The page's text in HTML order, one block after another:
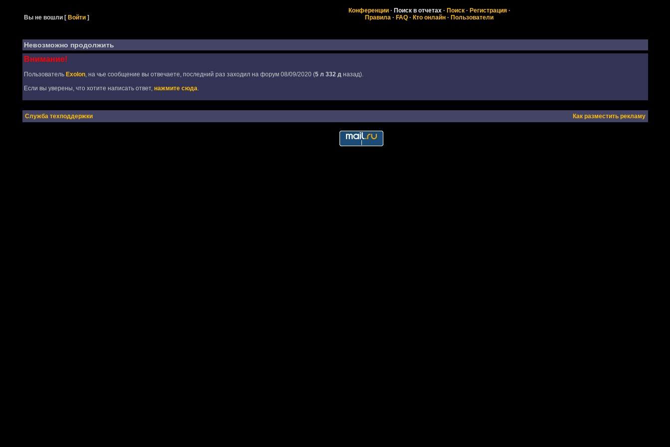
Вы не вошли [Войти ]
Конференции· Поиск в отчетах· Поиск· Регистрация·
Правила · FAQ · Кто онлайн · Пользователи
Невозможно продолжить
Внимание!
Пользователь Exolon, на чье сообщение вы отвечаете, последний раз заходил на форум 08/09/2020 (5 л 332 дназад).
Если вы уверены, что хотите написать ответ, нажмите сюда.
Служба техподдержки Как разместить рекламу